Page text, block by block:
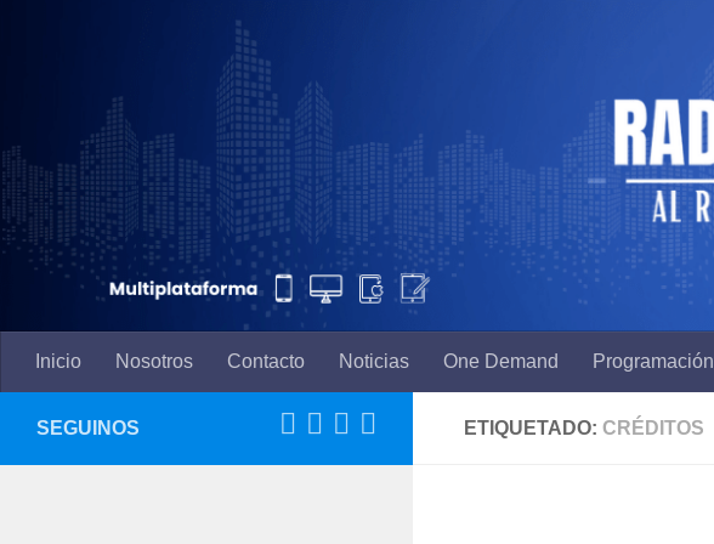
Inicio Nosotros Contacto Noticias One Demand Programación
ETIQUETADO: CRÉDITOS
SEGUINOS